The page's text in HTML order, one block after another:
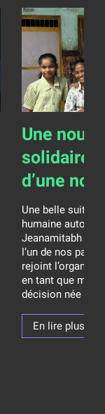
Une
solidaire
d’une
Une belle suite
humaine autour
Jeanamitabh
l’un de nos
rejoint
en tant que
décision née
En lire plus